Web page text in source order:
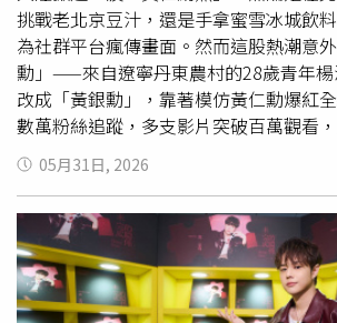
邏輯，從和牛品牌、部位、油花比例的
片分切的手法、肉片厚薄的拿捏，每一
團隊反覆測試後的專業選擇與技術，用
最適合的呈現型態。在「火（Grill）」
進超越業界規格的大型炭烤爐，帶來更
無論是講究瞬間火候的薄切肉片、追求
或是略帶焦香的和牛串燒，都能讓職人
中，精準呈現不同肉品的最佳狀態，大
香，同時還能賦予和牛立體且具野性的
的味覺結構。以「技」與「火」為基礎
份肉品的特性、油花與厚薄程度，在適當
味，這份對於「味 （Flavor）」的堅持
挑戰老北京豆汁，還是手拿蜜雪冰城飲
為社群平台瘋傳畫面。然而這股熱潮意
勳」——來自遼寧丹東農村的28歲青年
改成「黃銀勳」，靠著模仿黃仁勳爆紅
數萬粉絲追蹤，多支影片突破百萬觀看
人數更逼近1萬9000人。不過面對突如
卻坦言自己每天都活在壓力之中，甚至
在很害怕。」綜合《中國新聞周刊》、
陸媒報導，楊洋出生於1999年，16歲便
在餐館端盤子、拌涼菜，也當過拉麵師
市生活後，他因父母年事漸高選擇返鄉，
攝短影音記錄農村生活，至今已有5年創
05月31日, 2026